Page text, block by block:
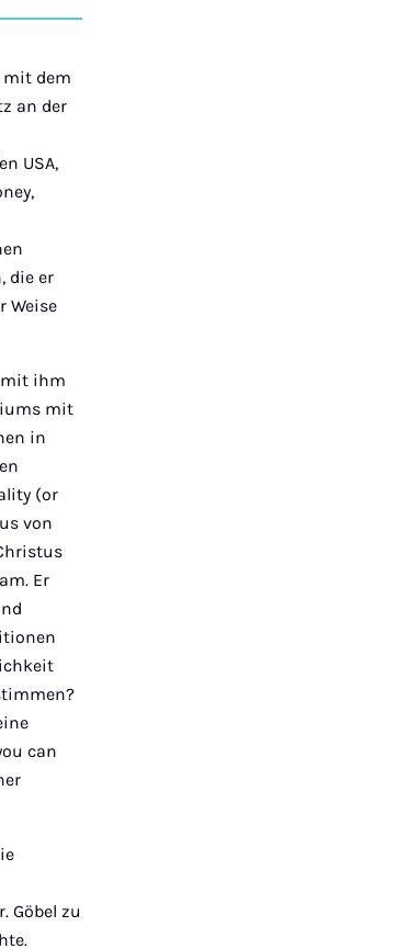
über
Mail
kopieren
mit dem
an der
USA,
die er
Weise
mit ihm
mit
in
(or
von
Er
can
Göbel zu